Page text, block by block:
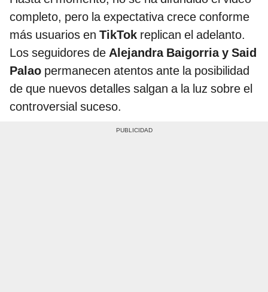
completo, pero la expectativa crece conforme
más usuarios en TikTok replican el adelanto.
Los seguidores de Alejandra Baigorria y Said
Palao permanecen atentos ante la posibilidad
de que nuevos detalles salgan a la luz sobre el
controversial suceso.